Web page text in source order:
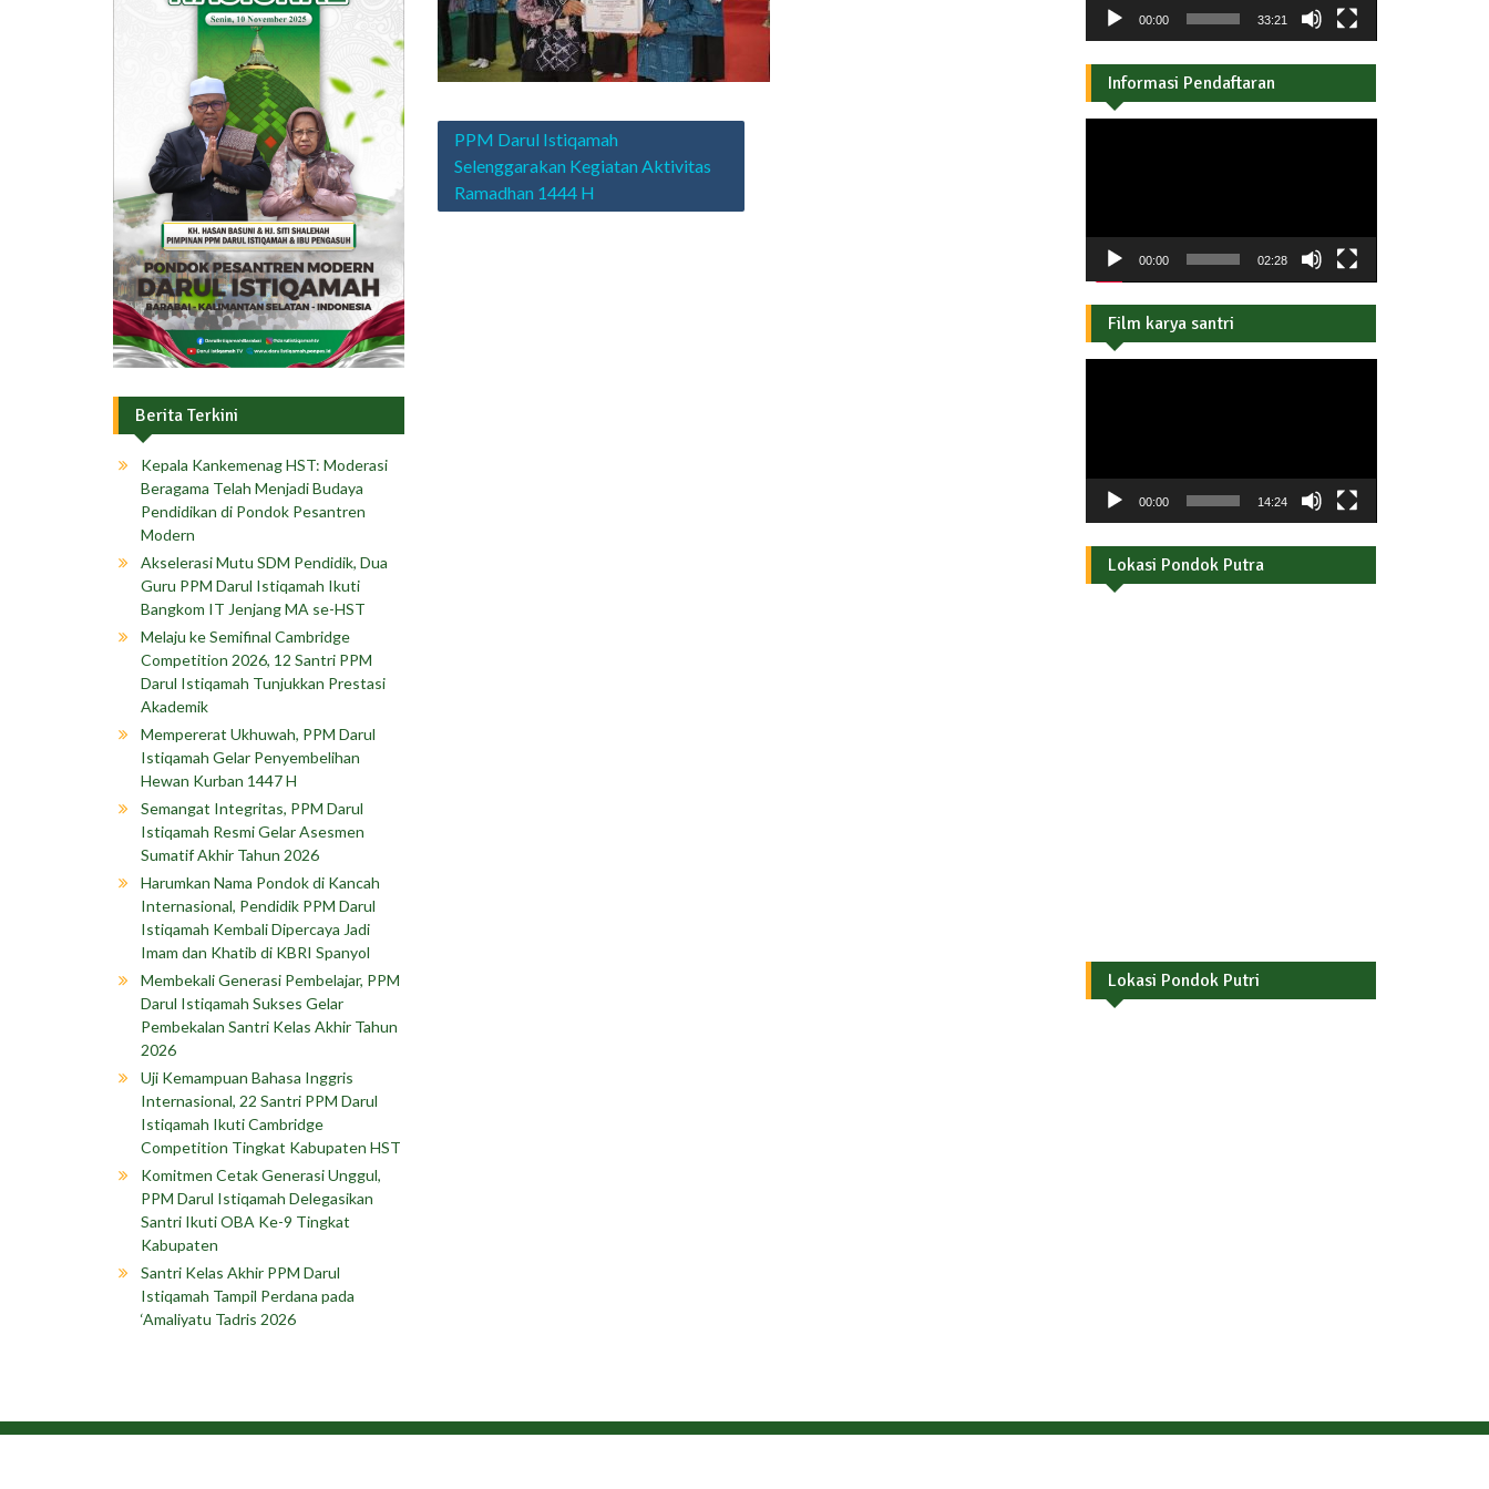
Navigasi
pos
PPM Darul Istiqamah
Selenggarakan Kegiatan Aktivitas
Ramadhan 1444 H
Berita Terkini
Kepala Kankemenag HST: Moderasi
Beragama Telah Menjadi Budaya
Pendidikan di Pondok Pesantren
Modern
Akselerasi Mutu SDM Pendidik, Dua
Guru PPM Darul Istiqamah Ikuti
Bangkom IT Jenjang MA se-HST
Melaju ke Semifinal Cambridge
Competition 2026, 12 Santri PPM
Darul Istiqamah Tunjukkan Prestasi
Akademik
Mempererat Ukhuwah, PPM Darul
Istiqamah Gelar Penyembelihan
Hewan Kurban 1447 H
Semangat Integritas, PPM Darul
Istiqamah Resmi Gelar Asesmen
Sumatif Akhir Tahun 2026
Harumkan Nama Pondok di Kancah
Internasional, Pendidik PPM Darul
Istiqamah Kembali Dipercaya Jadi
Imam dan Khatib di KBRI Spanyol
Membekali Generasi Pembelajar, PPM
Darul Istiqamah Sukses Gelar
Pembekalan Santri Kelas Akhir Tahun
2026
Uji Kemampuan Bahasa Inggris
Internasional, 22 Santri PPM Darul
Istiqamah Ikuti Cambridge
Competition Tingkat Kabupaten HST
Komitmen Cetak Generasi Unggul,
PPM Darul Istiqamah Delegasikan
Santri Ikuti OBA Ke-9 Tingkat
Kabupaten
Santri Kelas Akhir PPM Darul
Istiqamah Tampil Perdana pada
‘Amaliyatu Tadris 2026
00:00 33:21
Informasi Pendaftaran
00:00 02:28
Film karya santri
00:00 14:24
Lokasi Pondok Putra
Lokasi Pondok Putri